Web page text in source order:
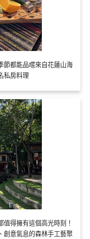
節都能品嚐來自花蓮山海
私房料理
得擁有這個高光時刻！
創意氣息的森林手工藝聚